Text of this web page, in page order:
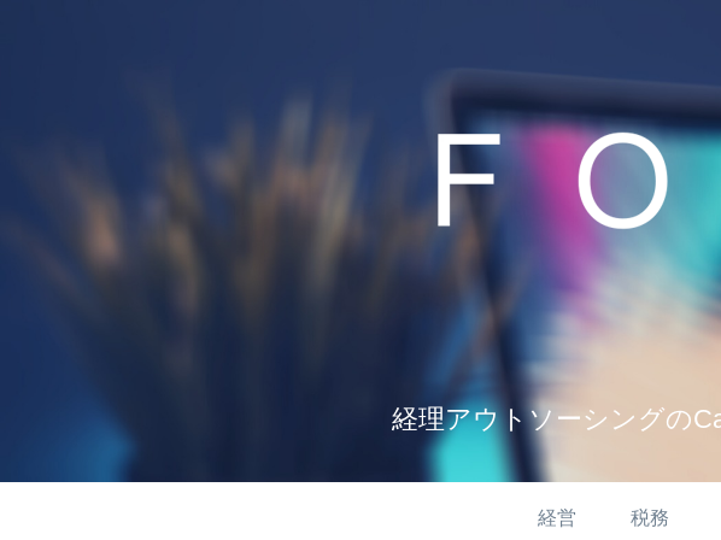
経理アウトソーシングの
経営 税務